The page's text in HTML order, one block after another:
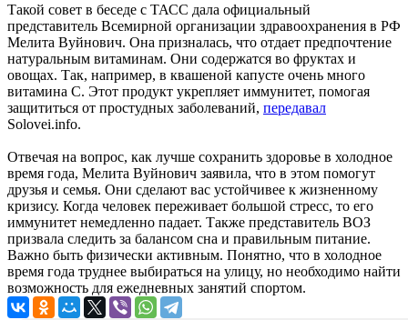
Такой совет в беседе с ТАСС дала официальный
представитель Всемирной организации здравоохранения в РФ
Мелита Вуйнович. Она призналась, что отдает предпочтение
натуральным витаминам. Они содержатся во фруктах и
овощах. Так, например, в квашеной капусте очень много
витамина С. Этот продукт укрепляет иммунитет, помогая
защититься от простудных заболеваний, передавал
Solovei.info.
Отвечая на вопрос, как лучше сохранить здоровье в холодное
время года, Мелита Вуйнович заявила, что в этом помогут
друзья и семья. Они сделают вас устойчивее к жизненному
кризису. Когда человек переживает большой стресс, то его
иммунитет немедленно падает. Также представитель ВОЗ
призвала следить за балансом сна и правильным питание.
Важно быть физически активным. Понятно, что в холодное
время года труднее выбираться на улицу, но необходимо найти
возможность для ежедневных занятий спортом.